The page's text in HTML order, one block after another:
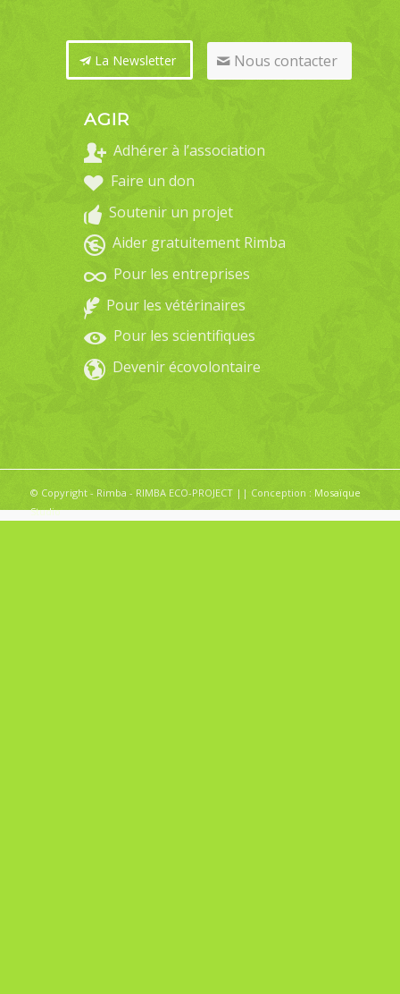
La Newsletter Nous contacter
AGIR
Adhérer à l’association
Faire un don
Soutenir un projet
Aider gratuitement Rimba
Pour les entreprises
Pour les vétérinaires
Pour les scientifiques
Devenir écovolontaire
© Copyright - Rimba - RIMBA ECO-PROJECT || Conception : Mosaïque
Studio